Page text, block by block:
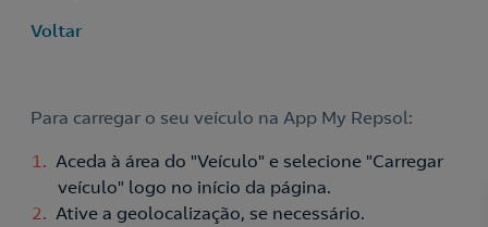
Voltar
Para carregar o seu veículo na App My Repsol:
Aceda à área do "Veículo" e selecione "Carregar
veículo" logo no início da página.
Ative a geolocalização, se necessário.